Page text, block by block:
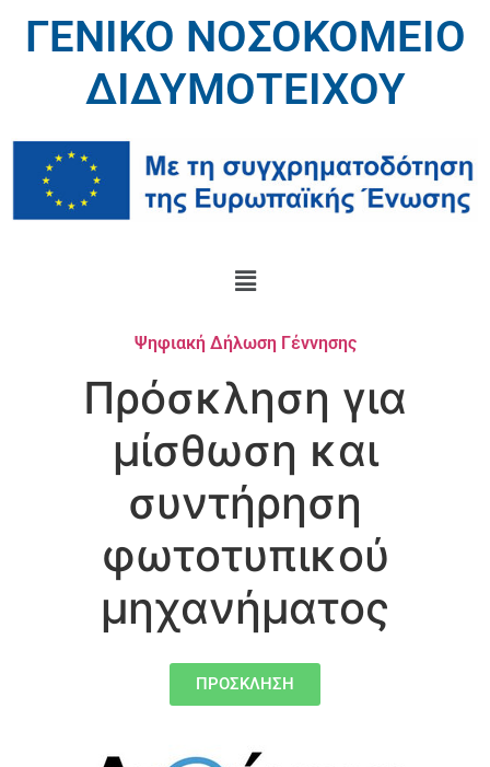
ΓΕΝΙΚΟ ΝΟΣΟΚΟΜΕΙΟ
ΔΙΔΥΜΟΤΕΙΧΟΥ
Ψηφιακή Δήλωση Γέννησης
Πρόσκληση για
μίσθωση και
συντήρηση
φωτοτυπικού
μηχανήματος
ΠΡΟΣΚΛΗΣΗ